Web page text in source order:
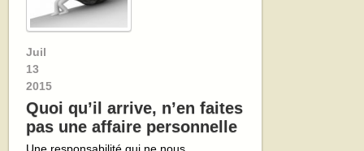
Juil
13
2015
Quoi qu’il arrive, n’en faites
pas une affaire personnelle